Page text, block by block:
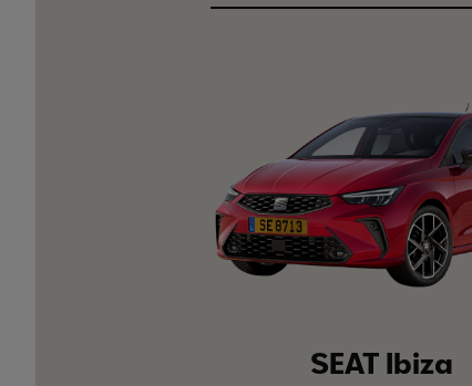
SEAT Ibiza